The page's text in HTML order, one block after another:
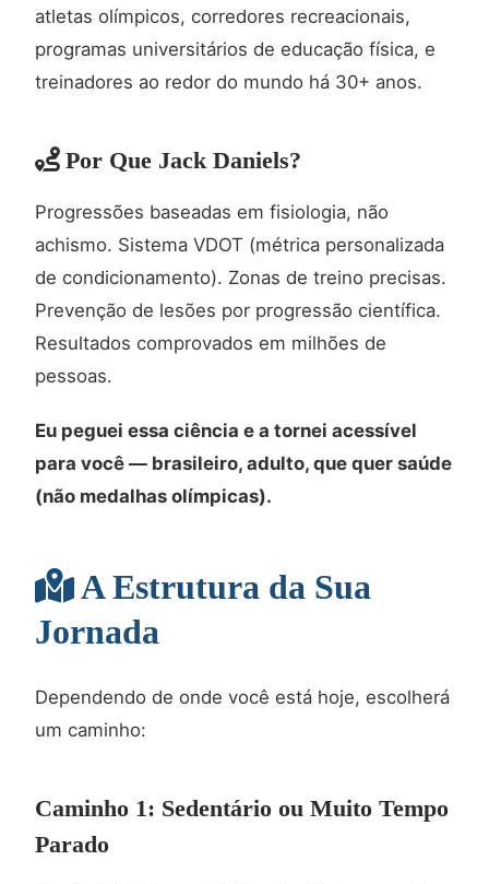
atletas olímpicos, corredores recreacionais,
programas universitários de educação física, e
treinadores ao redor do mundo há 30+ anos.
Por Que Jack Daniels?
Progressões baseadas em fisiologia, não
achismo. Sistema VDOT (métrica personalizada
de condicionamento). Zonas de treino precisas.
Prevenção de lesões por progressão científica.
Resultados comprovados em milhões de
pessoas.
Eu peguei essa ciência e a tornei acessível
para você — brasileiro, adulto, que quer saúde
(não medalhas olímpicas).
A Estrutura da Sua
Jornada
Dependendo de onde você está hoje, escolherá
um caminho:
Caminho 1: Sedentário ou Muito Tempo
Parado